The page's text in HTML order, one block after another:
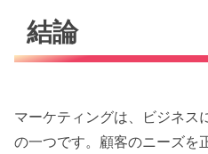
結論
マーケティングは、ビジネス
の一つです。顧客のニーズを